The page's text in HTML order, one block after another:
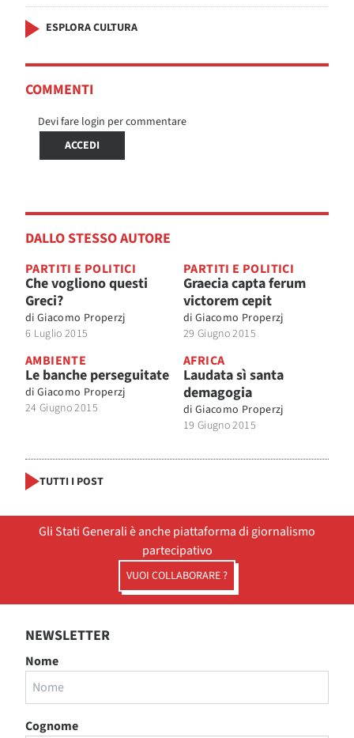
ESPLORA CULTURA
COMMENTI
Devi fare login per commentare
ACCEDI
DALLO STESSO AUTORE
PARTITI E POLITICI
Che vogliono questi
Greci?
di Giacomo Properzj
6 Luglio 2015
PARTITI E POLITICI
Graecia capta ferum
victorem cepit
di Giacomo Properzj
29 Giugno 2015
AMBIENTE
Le banche perseguitate
di Giacomo Properzj
24 Giugno 2015
AFRICA
Laudata sì santa
demagogia
di Giacomo Properzj
19 Giugno 2015
TUTTI I POST
Gli Stati Generali è anche piattaforma di giornalismo
partecipativo
VUOI COLLABORARE ?
NEWSLETTER
Nome
Cognome